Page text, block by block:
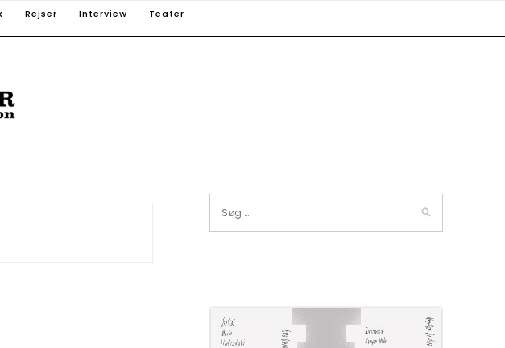
Rejser Interview Teater